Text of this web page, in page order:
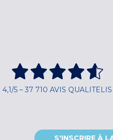
4,1/5 – 37 710 AVIS QUALITELIS
S'INSCRIRE À